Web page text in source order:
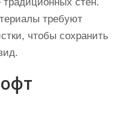
требуют
чтобы сохранить